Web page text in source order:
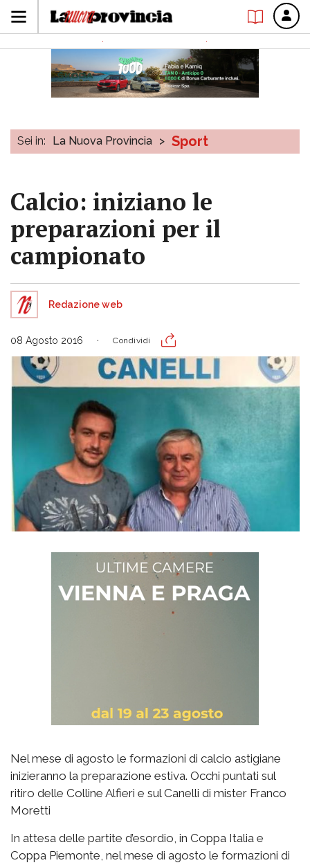
Sei in: La Nuova Provincia > Sport
Calcio: iniziano le
preparazioni per il
campionato
Redazione web
08 Agosto 2016 Condividi
Nel mese di agosto le formazioni di calcio astigiane
inizieranno la preparazione estiva. Occhi puntati sul
ritiro delle Colline Alfieri e sul Canelli di mister Franco
Moretti
In attesa delle partite d’esordio, in Coppa Italia e
Coppa Piemonte, nel mese di agosto le formazioni di